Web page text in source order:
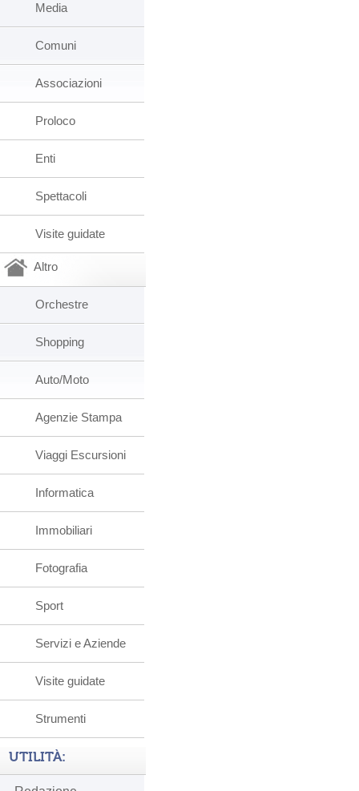
Media
Comuni
Associazioni
Proloco
Enti
Spettacoli
Visite guidate
Altro
Orchestre
Shopping
Auto/Moto
Agenzie Stampa
Viaggi Escursioni
Informatica
Immobiliari
Fotografia
Sport
Servizi e Aziende
Visite guidate
Strumenti
UTILITÀ: